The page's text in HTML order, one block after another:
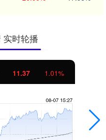
实时轮播
11.37 1.01%